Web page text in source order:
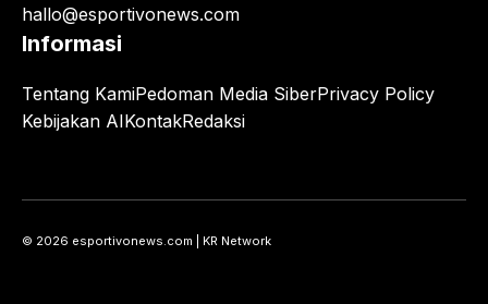
hallo@esportivonews.com
Informasi
Tentang KamiPedoman Media SiberPrivacy Policy
Kebijakan AIKontakRedaksi
© 2026 esportivonews.com | KR Network